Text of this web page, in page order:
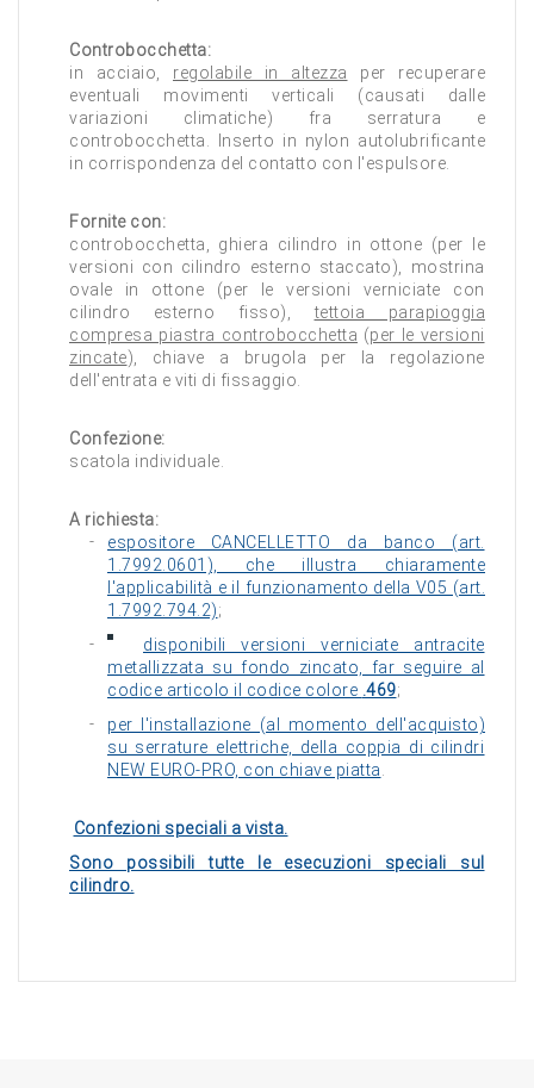
Controbocchetta:
in acciaio, regolabile in altezza per recuperare
eventuali movimenti verticali (causati dalle
variazioni climatiche) fra serratura e
controbocchetta. Inserto in nylon autolubrificante
in corrispondenza del contatto con l'espulsore.
Fornite con:
controbocchetta, ghiera cilindro in ottone (per le
versioni con cilindro esterno staccato), mostrina
ovale in ottone (per le versioni verniciate con
cilindro esterno fisso),tettoia parapioggia
compresa piastra controbocchetta (per le versioni
zincate), chiave a brugola per la regolazione
dell'entrata e viti di fissaggio.
Confezione:
scatola individuale.
A richiesta:
espositore CANCELLETTO da banco (art.
1.7992.0601), che illustra chiaramente
l'applicabilità e il funzionamento della V05 (art.
1.7992.794.2);
disponibili versioni verniciate antracite
metallizzata su fondo zincato, far seguire al
codice articolo il codice colore .469;
per l'installazione (al momento dell'acquisto)
su serrature elettriche, della coppia di cilindri
NEW EURO-PRO, con chiave piatta
Confezioni speciali a vista.
Sono possibili tutte le esecuzioni speciali sul
cilindro.